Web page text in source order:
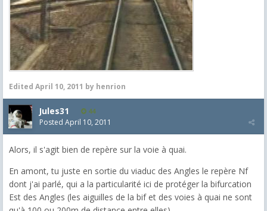
Edited April 10, 2011 by henrion
Jules31 44
Posted April 10, 2011
Alors, il s'agit bien de repère sur la voie à quai.
En amont, tu juste en sortie du viaduc des Angles le repère Nf
dont j'ai parlé, qui a la particularité ici de protéger la bifurcation
Est des Angles (les aiguilles de la bif et des voies à quai ne sont